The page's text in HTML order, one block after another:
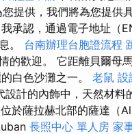
提供，我們將為您提供
我承認，通過電子地址（
。 台南辦理台胞證流程
的歡迎。 它距離貝爾母
白色沙灘之一。 老鼠 設
設計的內飾中，天然材料
於薩拉赫北部的薩達（Al
長照中心 單人房 家